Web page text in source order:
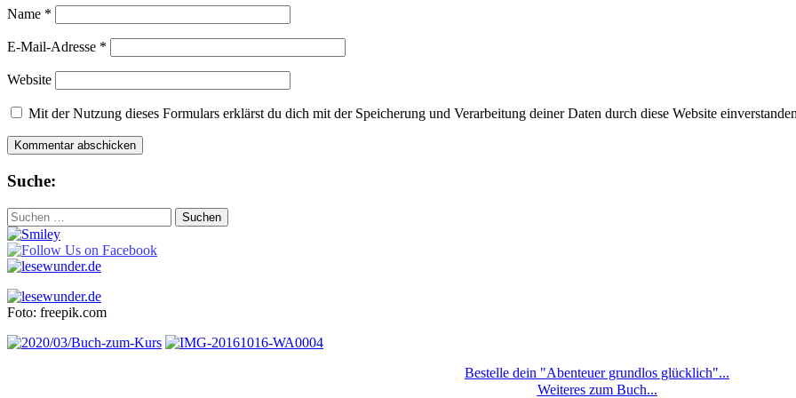
Name *
E-Mail-Adresse *
Website
Mit der Nutzung dieses Formulars erklärst du dich mit der Speicherung und Verarbeitung deiner Daten durch diese Website
Suche:
Suchen
nach:
Foto: freepik.com
Bestelle dein "Abenteuer grundlos glücklich"...
Weiteres zum Buch...